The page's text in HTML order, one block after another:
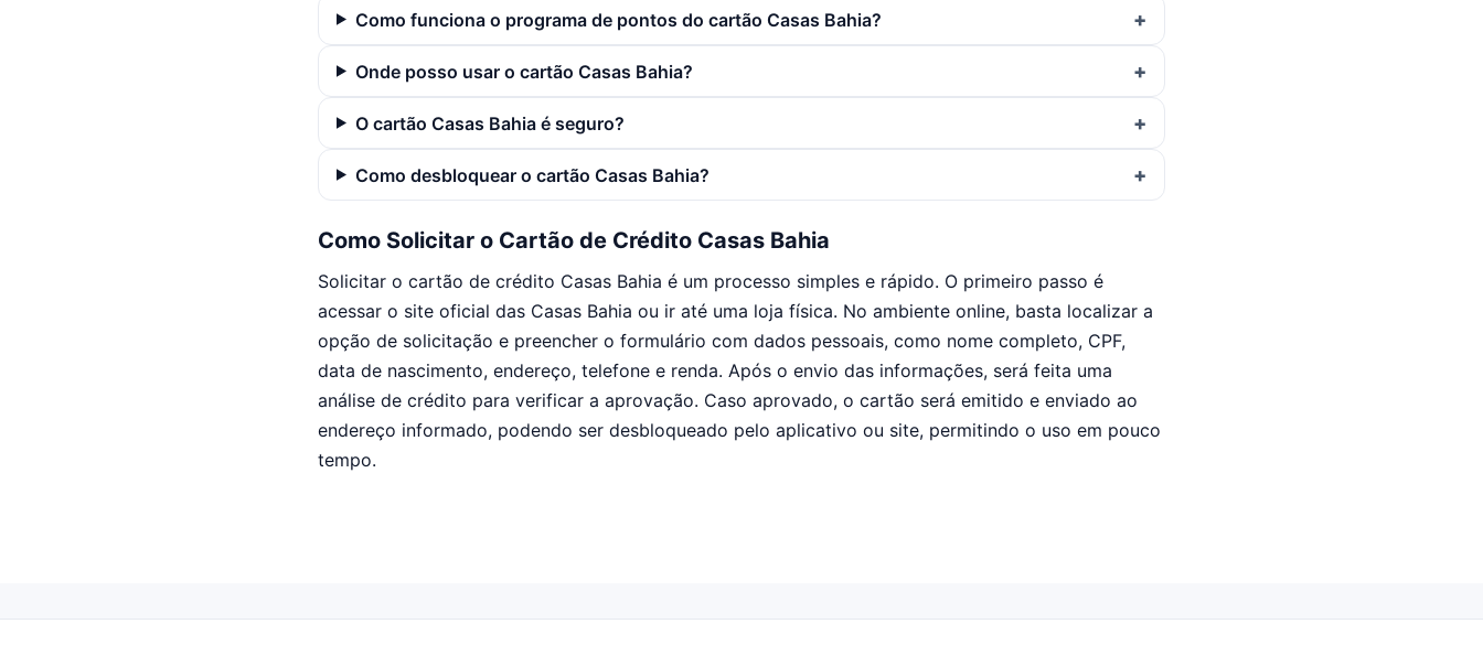
Como funciona o programa de pontos do cartão Casas Bahia?
Onde posso usar o cartão Casas Bahia?
O cartão Casas Bahia é seguro?
Como desbloquear o cartão Casas Bahia?
Como Solicitar o Cartão de Crédito Casas Bahia
Solicitar o cartão de crédito Casas Bahia é um processo simples e rápido. O primeiro passo é
acessar o site oficial das Casas Bahia ou ir até uma loja física. No ambiente online, basta localizar a
opção de solicitação e preencher o formulário com dados pessoais, como nome completo, CPF,
data de nascimento, endereço, telefone e renda. Após o envio das informações, será feita uma
análise de crédito para verificar a aprovação. Caso aprovado, o cartão será emitido e enviado ao
endereço informado, podendo ser desbloqueado pelo aplicativo ou site, permitindo o uso em pouco
tempo.